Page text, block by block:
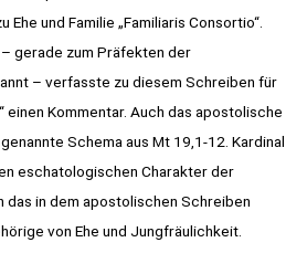
und Familie „Familiaris Consortio“.
gerade zum Präfekten der
– verfasste zu diesem Schreiben für
einen Kommentar. Auch das apostolische
Schema aus Mt 19,1-12. Kardinal
eschatologischen Charakter der
das in dem apostolischen Schreiben
von Ehe und Jungfräulichkeit.